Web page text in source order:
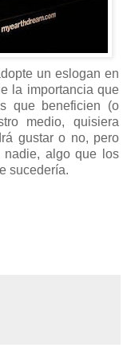
un eslogan en
la importancia que
que beneficien (o
medio, quisiera
gustar o no, pero
nadie, algo que los
sucedería.